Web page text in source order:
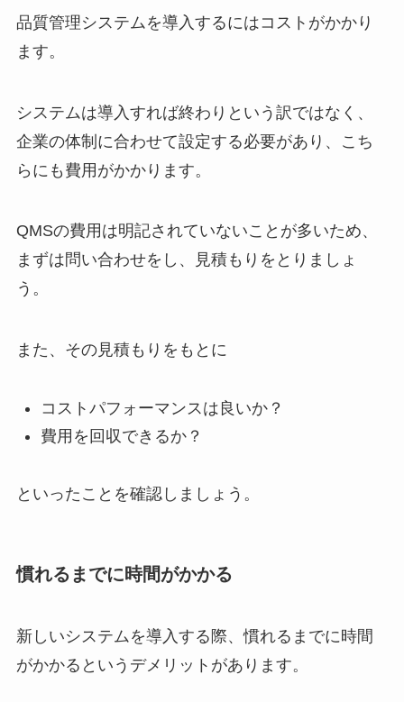
品質管理システムを導入するにはコストがかかり
ます。
システムは導入すれば終わりという訳ではなく、
企業の体制に合わせて設定する必要があり、こち
らにも費用がかかります。
QMSの費用は明記されていないことが多いため、
まずは問い合わせをし、見積もりをとりましょ
う。
また、その見積もりをもとに
コストパフォーマンスは良いか？
費用を回収できるか？
といったことを確認しましょう。
慣れるまでに時間がかかる
新しいシステムを導入する際、慣れるまでに時間
がかかるというデメリットがあります。